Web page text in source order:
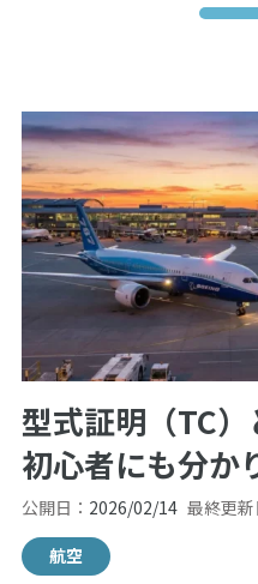
型式証明（TC
初心者にも分か
公開日： 2026/02/14 最終更新
航空